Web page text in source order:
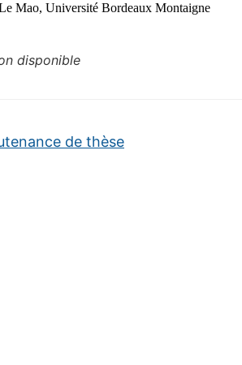
Mao, Université Bordeaux Montaigne
disponible
de thèse